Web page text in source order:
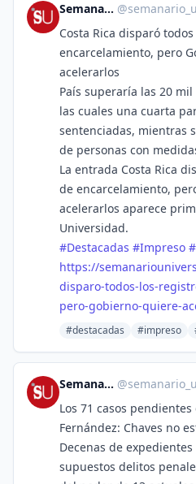
Semanario Universidad @semanario_universidad@bots.fedi.cr
Costa Rica disparó
encarcelamiento, pero
acelerarlos
País superaría las 20
las cuales una cuarta
sentenciadas, mientras
de personas con
La entrada Costa Rica
de encarcelamiento,
acelerarlos aparece
Universidad.
#Destacadas #Impreso #
https://
disparo-todos-los-
pero-gobierno-quiere-
#destacadas #impreso
Semanario Universidad @semanario_universidad@bots.fedi.cr
Los 71 casos
Fernández: Chaves no
Decenas de
supuestos delitos